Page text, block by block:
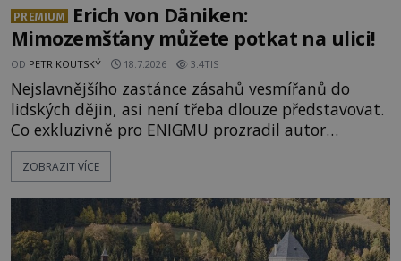
PREMIUM
Erich von Däniken:
Mimozemšťany můžete potkat na ulici!
OD PETR KOUTSKÝ 18.7.2026 3.4TIS
Nejslavnějšího zastánce zásahů vesmířanů do
lidských dějin, asi není třeba dlouze představovat.
Co exkluzivně pro ENIGMU prozradil autor
Vzpomínek na budoucnost, švýcarský badatel
Erich von Däniken? Orbitální stanice Viking 1
je umělá družice od povrchu Marsu vzdálena asi
1873 kilometrů, nachá
ZOBRAZIT VÍCE